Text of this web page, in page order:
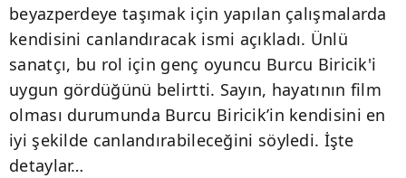
beyazperdeye taşımak için yapılan çalışmalarda
kendisini canlandıracak ismi açıkladı. Ünlü
sanatçı, bu rol için genç oyuncu Burcu Biricik'i
uygun gördüğünü belirtti. Sayın, hayatının film
olması durumunda Burcu Biricik’in kendisini en
iyi şekilde canlandırabileceğini söyledi. İşte
detaylar…